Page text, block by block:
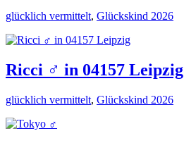
glücklich vermittelt, Glückskind 2026
Ricci ♂️ in 04157 Leipzig
glücklich vermittelt, Glückskind 2026